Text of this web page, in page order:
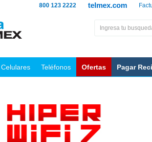
telmex.com
800 123 2222
Celulares Teléfonos Ofertas Pagar